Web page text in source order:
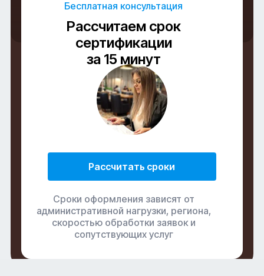
Бесплатная консультация
Рассчитать сроки
Рассчитаем срок
сертификации
за 15 минут
Сроки оформления зависят от
административной нагрузки, региона,
скоростью обработки заявок и
сопутствующих услуг